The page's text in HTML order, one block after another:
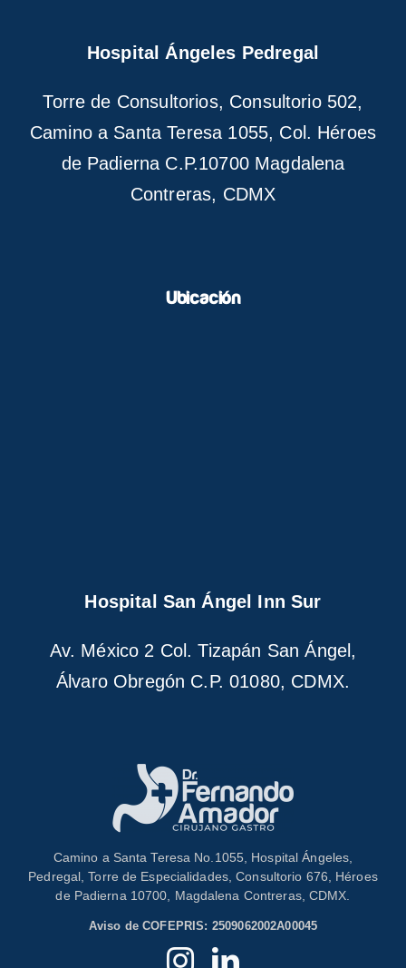
Hospital Ángeles Pedregal
Torre de Consultorios, Consultorio 502,
Camino a Santa Teresa 1055, Col. Héroes
de Padierna C.P.10700 Magdalena
Contreras, CDMX
Ubicación
Hospital San Ángel Inn Sur
Av. México 2 Col. Tizapán San Ángel,
Álvaro Obregón C.P. 01080, CDMX.
Camino a Santa Teresa No.1055, Hospital Ángeles,
Pedregal, Torre de Especialidades, Consultorio 676, Héroes
de Padierna 10700, Magdalena Contreras, CDMX.
Aviso de COFEPRIS: 2509062002A00045